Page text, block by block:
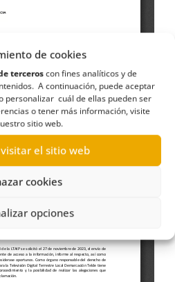
de cookies
terceroscon fines analíticos y de
A continuación, puede aceptar
personalizar cuál de ellas pueden ser
o tener más información, visite
sitio web.
el sitio web
cookies
opciones